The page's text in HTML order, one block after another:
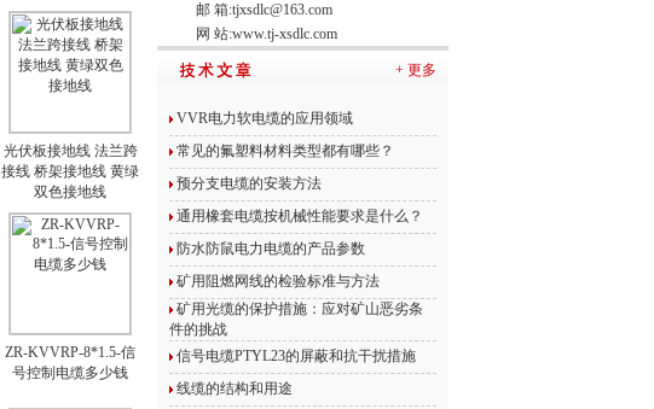
光伏板接地线 法兰跨
接线 桥架接地线 黄绿
双色接地线
ZR-KVVRP-8*1.5-信
号控制电缆多少钱
邮 箱:tjxsdlc@163.com
网 站:www.tj-xsdlc.com
+ 更多
VVR电力软电缆的应用领域
常见的氟塑料材料类型都有哪些？
预分支电缆的安装方法
通用橡套电缆按机械性能要求是什么？
防水防鼠电力电缆的产品参数
矿用阻燃网线的检验标准与方法
矿用光缆的保护措施：应对矿山恶劣条
件的挑战
信号电缆PTYL23的屏蔽和抗干扰措施
线缆的结构和用途